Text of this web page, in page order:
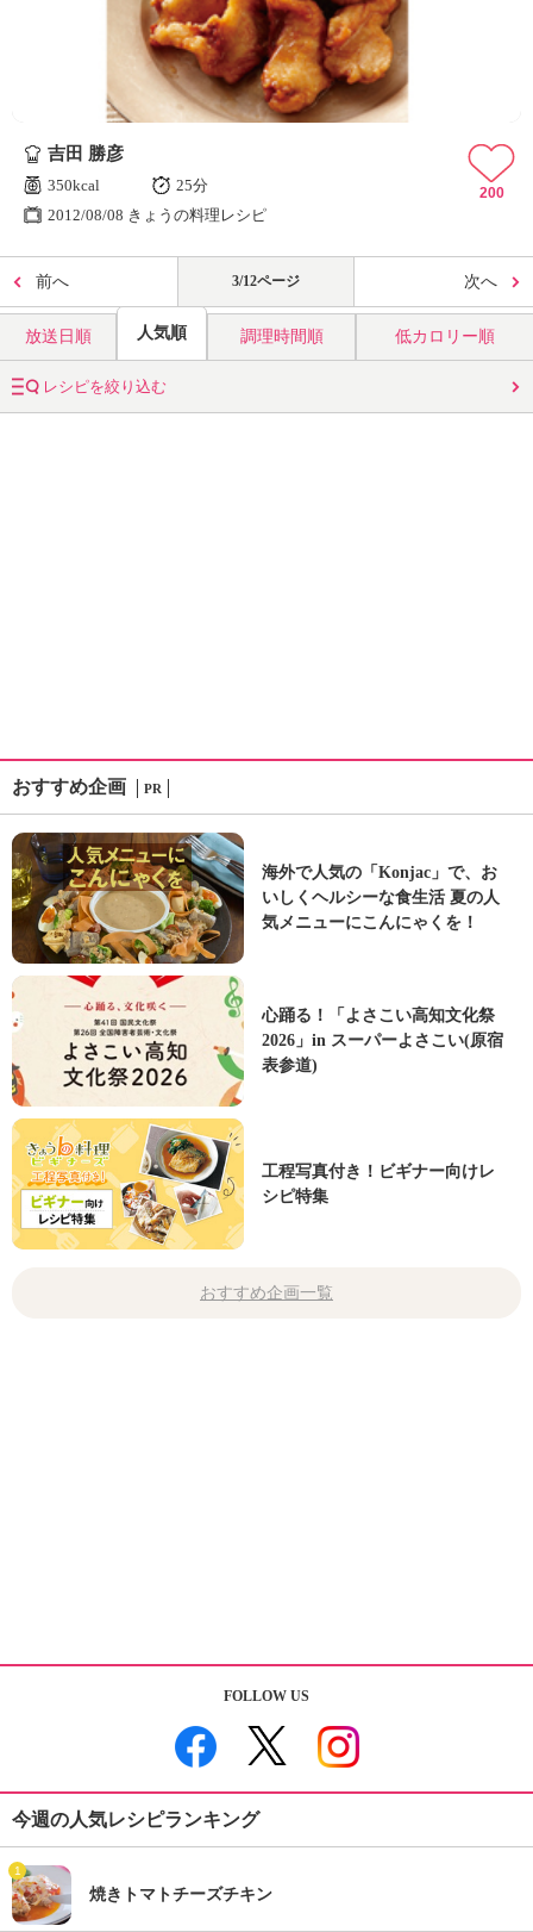
吉田 勝彦
350kcal
25分
2012/08/08 きょうの料理レシピ
200
前へ 3/12ページ 次へ
放送日順 人気順 調理時間順 低カロリー順
レシピを絞り込む
おすすめ企画 PR
海外で人気の「Konjac」で、お
いしくヘルシーな食生活 夏の人
気メニューにこんにゃくを！
心踊る！「よさこい高知文化祭
2026」in スーパーよさこい(原宿
表参道)
工程写真付き！ビギナー向けレ
シピ特集
おすすめ企画一覧
FOLLOW US
今週の人気レシピランキング
1
焼きトマトチーズチキン